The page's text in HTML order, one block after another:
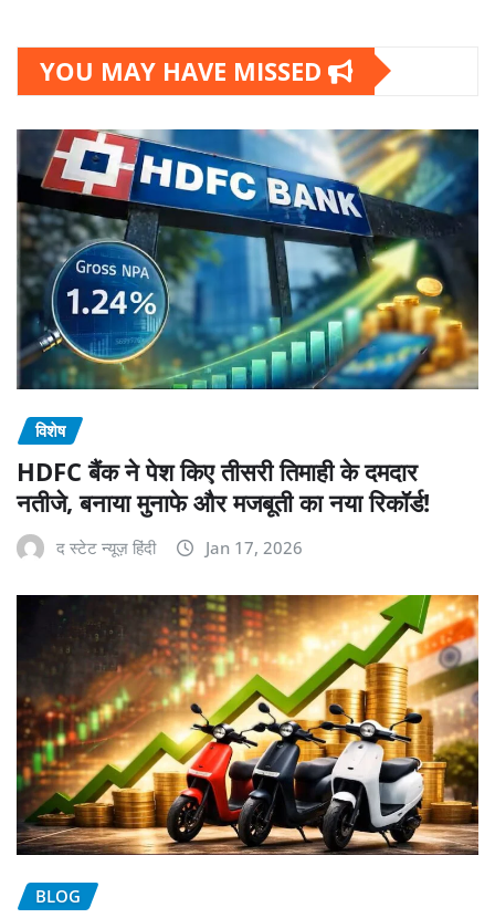
YOU MAY HAVE MISSED
विशेष
HDFC बैंक ने पेश किए तीसरी तिमाही के दमदार
नतीजे, बनाया मुनाफे और मजबूती का नया रिकॉर्ड!
द स्टेट न्यूज़ हिंदी Jan 17, 2026
BLOG